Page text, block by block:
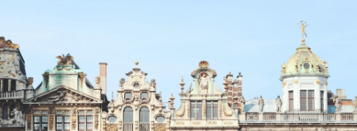
Ingewikkelde HR-taken eenvoudig uitbesteden
INFRASTRUCTUUR
Start-ups
Flexibele global HR en payroll solutions voor groeiende
bedrijven
LEREN MET REMOTE
Onderzoek en gidsen
Français
Deutsch